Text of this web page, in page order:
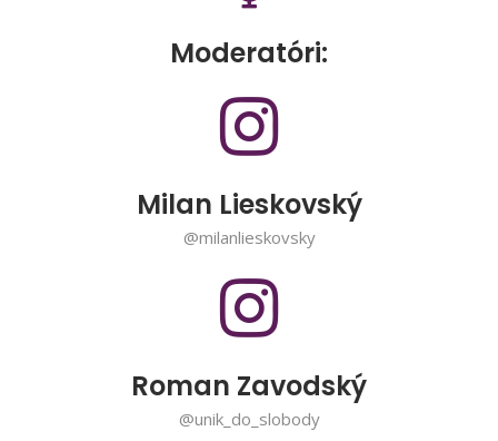
Moderatóri:
Milan Lieskovský
@milanlieskovsky
Roman Zavodský
@unik_do_slobody